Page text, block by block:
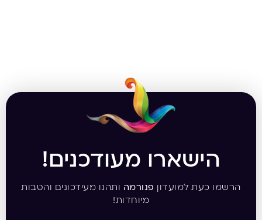
הישארו מעודכנים!
הרשמו כעת למועדון פנורמה ותהנו מעידכונים והטבות
מיוחדות!